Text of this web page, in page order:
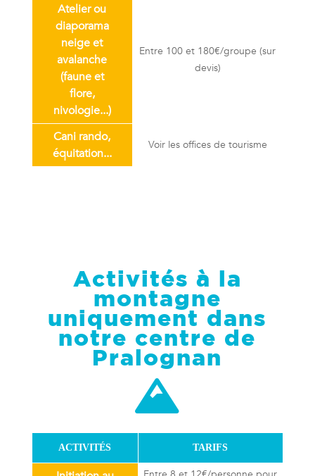
Atelier ou
diaporama
neige et
avalanche
(faune et
flore,
nivologie...)
Entre 100 et 180€/groupe (sur
devis)
Cani rando,
équitation...
Voir les offices de tourisme
Activités à la
montagne
uniquement dans
notre centre de
Pralognan

ACTIVITÉS TARIFS